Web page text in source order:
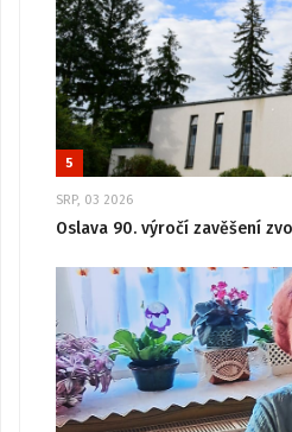
5
SRP, 03 2026
Oslava 90. výročí zavěšení